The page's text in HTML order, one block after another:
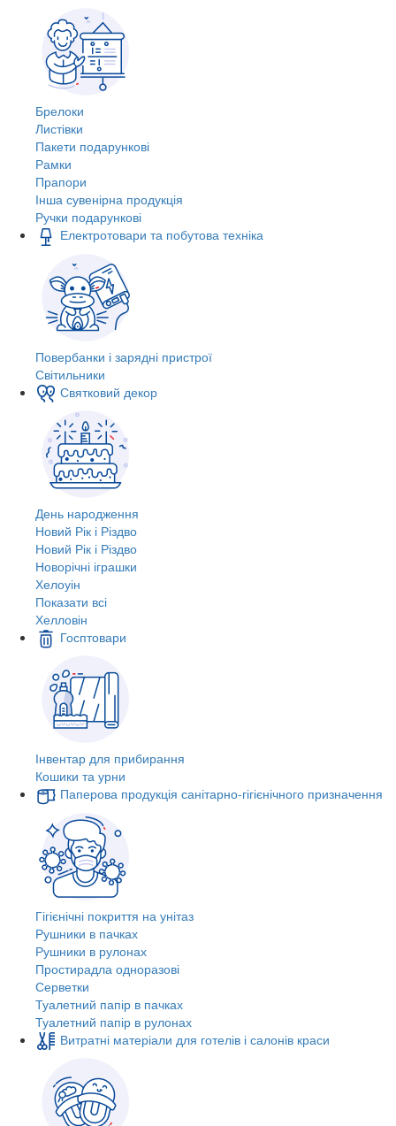
Брелоки
Листівки
Пакети подарункові
Рамки
Прапори
Інша сувенірна продукція
Ручки подарункові
Електротовари та побутова техніка
Повербанки і зарядні пристрої
Світильники
Святковий декор
День народження
Новий Рік і Різдво
Новий Рік і Різдво
Новорічні іграшки
Хелоуін
Показати всі
Хелловін
Госптовари
Інвентар для прибирання
Кошики та урни
Паперова продукція санітарно-гігієнічного призначення
Гігієнічні покриття на унітаз
Рушники в пачках
Рушники в рулонах
Простирадла одноразові
Серветки
Туалетний папір в пачках
Туалетний папір в рулонах
Витратні матеріали для готелів і салонів краси